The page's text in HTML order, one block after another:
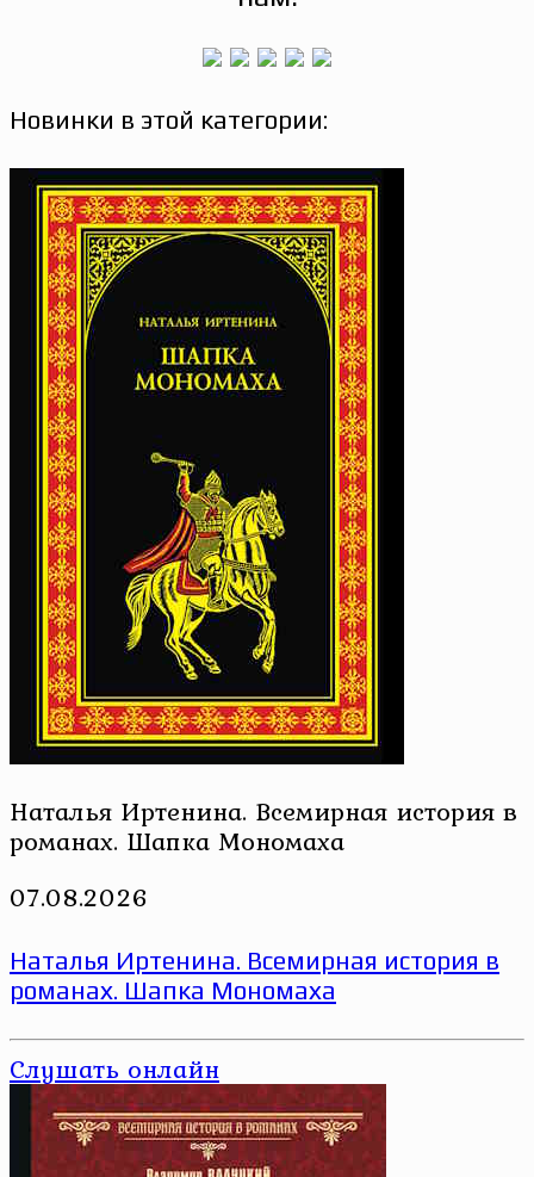
Новинки в этой категории:
Наталья Иртенина. Всемирная история в
романах. Шапка Мономаха
07.08.2026
Наталья Иртенина. Всемирная история в
романах. Шапка Мономаха
Слушать онлайн